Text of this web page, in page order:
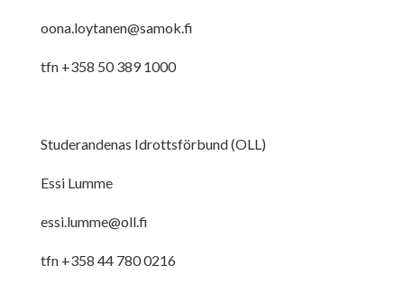
oona.loytanen@samok.fi
tfn +358 50 389 1000
Studerandenas Idrottsförbund (OLL)
Essi Lumme
essi.lumme@oll.fi
tfn +358 44 780 0216